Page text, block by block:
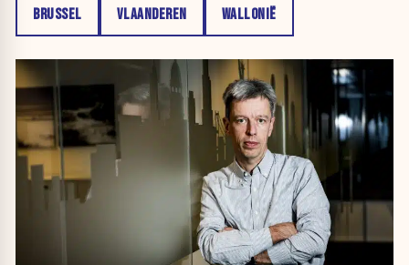
BRUSSEL VLAANDEREN WALLONIË